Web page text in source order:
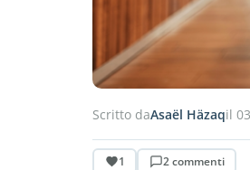
Scritto daAsaël Häzaqil
1 2 commenti